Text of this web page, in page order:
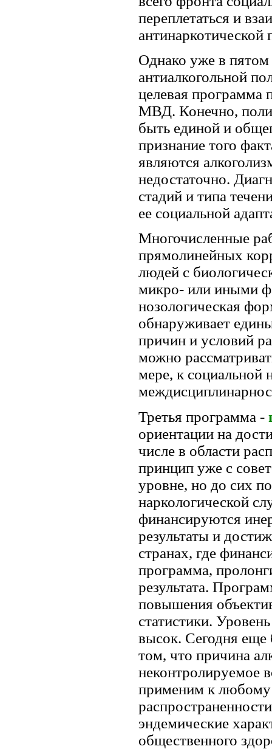
переплетаться и
антинаркотической
Однако уже в пятом
антиалкогольной
целевая программа
МВД. Конечно,
быть единой и
признание того
являются
недостаточно.
стадий и типа
ее социальной
Многочисленные
прямолинейных
людей с
микро- или иными
нозологическая
обнаруживает
причин и условий
можно
мере, к социальной
Третья программа -
ориентации на
числе в области
принцип уже с
уровне, но до сих
наркологической
финансируются
результаты и
странах, где
программа,
результата.
повышения
статистики.
высок. Сегодня еще
том, что причина
неконтролируемое
применим к
эндемические
общественного